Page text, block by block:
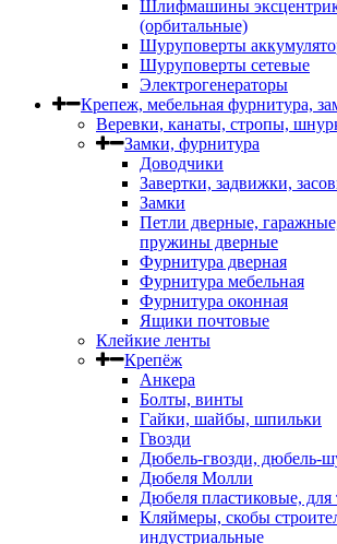
Шлифмашины
(орбитальные)
Шуруповерты
Шуруповерты сетевые
Электрогенераторы
Крепеж, мебельная фурнитура,
Веревки, канаты, стропы,
Замки, фурнитура
Доводчики
Завертки, задвижки,
Замки
Петли дверные,
пружины дверные
Фурнитура дверная
Фурнитура мебельная
Фурнитура оконная
Ящики почтовые
Клейкие ленты
Крепёж
Анкера
Болты, винты
Гайки, шайбы, шпильки
Гвозди
Дюбель-гвозди, дюбель-
Дюбеля Молли
Дюбеля пластиковые, для
Кляймеры, скобы
индустриальные